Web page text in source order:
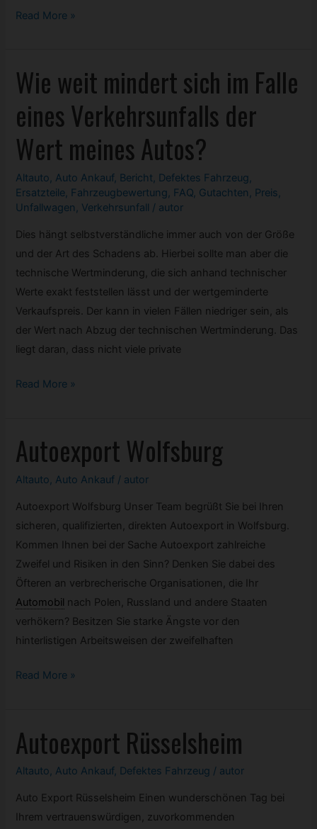
Lohnt
Instandsetzung
oder
auch
der
Verkauf
Einzelteilen?
Read More »
Wie weit mindert sich im Falle
eines Verkehrsunfalls der
Wert meines Autos?
Altauto Auto Ankauf, Bericht Defektes Fahrzeug
Ersatzteile Fahrzeugbewertung FAQ Gutachten Preis
Unfallwagen
Verkehrsunfall / autor
Dies hängt selbstverständliche immer auch von der Größe
und der Art des Schadens ab. Hierbei sollte man aber die
technische Wertminderung, die sich anhand technischer
Werte exakt feststellen lässt und der wertgeminderte
Verkaufspreis. Der kann in vielen Fällen niedriger sein, als
der Wert nach Abzug der technischen Wertminderung. Das
liegt daran, dass nicht viele private
Wie
sich
im
Falle
Read More »
Autoexport Wolfsburg
Altauto, Auto Ankauf / autor
Autoexport Wolfsburg Unser Team begrüßt Sie bei Ihren
sicheren, qualifizierten, direkten Autoexport in Wolfsburg.
Kommen Ihnen bei der Sache Autoexport zahlreiche
Zweifel und Risiken in den Sinn? Denken Sie dabei des
Öfteren an verbrecherische Organisationen, die Ihr
Automobil nach Polen, Russland und andere Staaten
verhökern? Besitzen Sie starke Ängste vor den
hinterlistigen Arbeitsweisen der zweifelhaften
Autoexport
Read More »
Autoexport Rüsselsheim
Altauto, Auto Ankauf, Defektes Fahrzeug / autor
Auto Export Rüsselsheim Einen wunderschönen Tag bei
Ihrem vertrauenswürdigen, zuvorkommenden